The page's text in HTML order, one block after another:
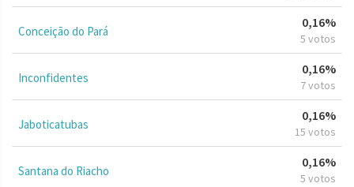
Conceição do Pará
0,16%
5 votos
Inconfidentes
0,16%
7 votos
Jaboticatubas
0,16%
15 votos
Santana do Riacho
0,16%
5 votos